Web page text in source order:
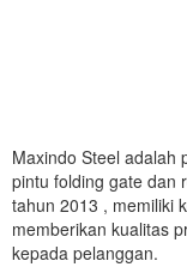
Maxindo Steel adalah
pintu folding gate dan
tahun 2013 , memiliki
memberikan kualitas
kepada pelanggan.